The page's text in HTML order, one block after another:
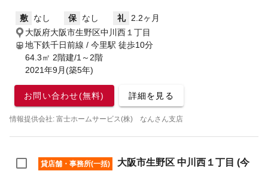
敷 なし 保 なし 礼
2.2ヶ月
大阪府大阪市生野区中川西１丁目
地下鉄千日前線 / 今里駅 徒歩10分
64.3㎡ 2階建/1～2階
2021年9月(築5年)
お問い合わせ(無料) 詳細を見る
情報提供会社: 富士ホームサービス(株) なんさん支店
貸店舗・事務所(一括)
大阪市生野区 中川西１丁目 (今